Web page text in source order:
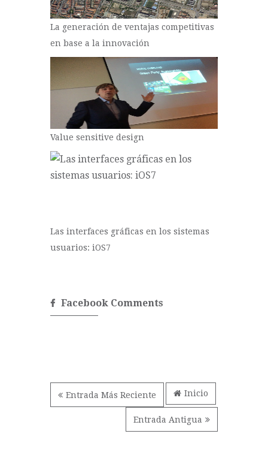
La generación de ventajas competitivas
en base a la innovación
Value sensitive design
Las interfaces gráficas en los sistemas
usuarios: iOS7
Facebook Comments
Entrada Más Reciente
Entrada Antigua
Inicio